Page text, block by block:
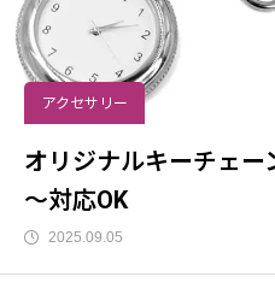
アクセサリー
オリジナルキーチェー
～対応OK
2025.09.05